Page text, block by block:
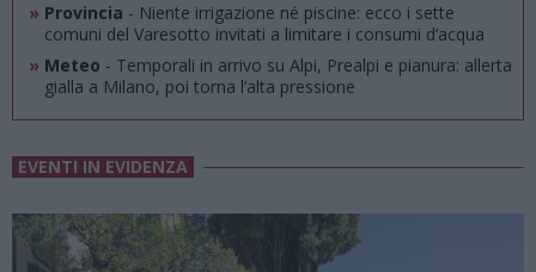
» Provincia - Niente irrigazione né piscine: ecco i sette
comuni del Varesotto invitati a limitare i consumi d’acqua
» Meteo - Temporali in arrivo su Alpi, Prealpi e pianura: allerta
gialla a Milano, poi torna l’alta pressione
EVENTI IN EVIDENZA